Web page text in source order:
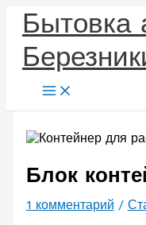
содержимому
Бытовка
Блок
1 комментарий /